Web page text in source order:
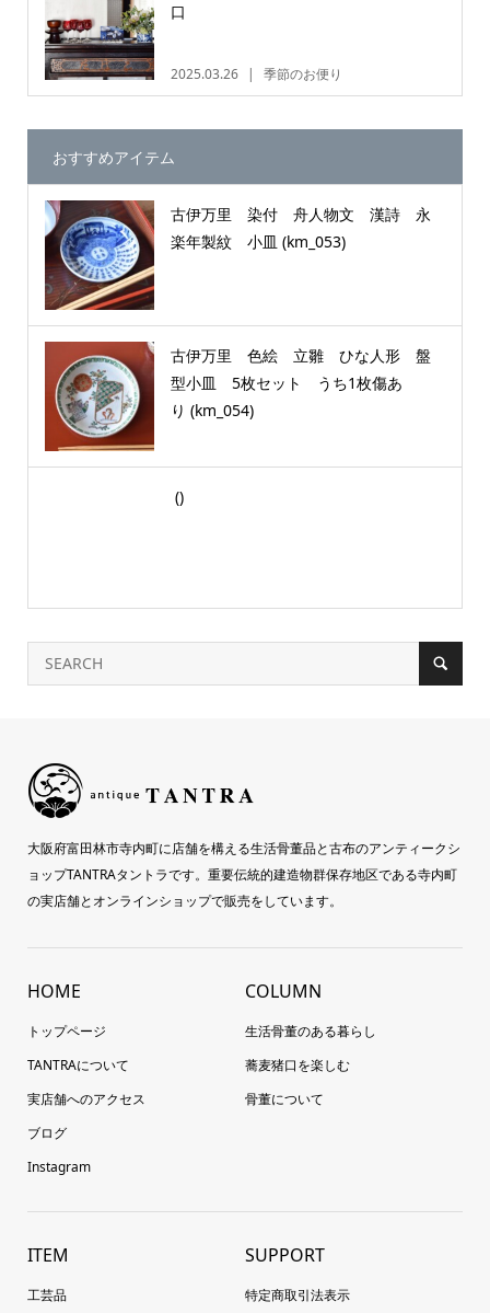
口
2025.03.26 季節のお便り
おすすめアイテム
古伊万里 染付 舟人物文 漢詩 永
楽年製紋 小皿 (km_053)
古伊万里 色絵 立雛 ひな人形 盤
型小皿 5枚セット うち1枚傷あ
り (km_054)
()
大阪府富田林市寺内町に店舗を構える生活骨董品と古布のアンティークシ
ョップTANTRAタントラです。重要伝統的建造物群保存地区である寺内町
の実店舗とオンラインショップで販売をしています。
HOME
トップページ
TANTRAについて
実店舗へのアクセス
ブログ
Instagram
COLUMN
生活骨董のある暮らし
蕎麦猪口を楽しむ
骨董について
ITEM
工芸品
SUPPORT
特定商取引法表示